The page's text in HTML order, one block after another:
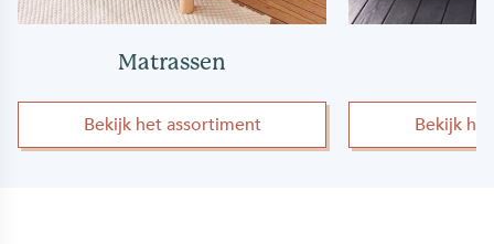
Matrassen
Bekijk het assortiment Bekijk